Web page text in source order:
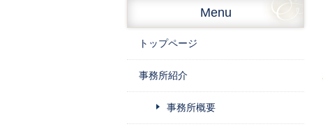
Menu
トップページ
事務所紹介
事務所概要